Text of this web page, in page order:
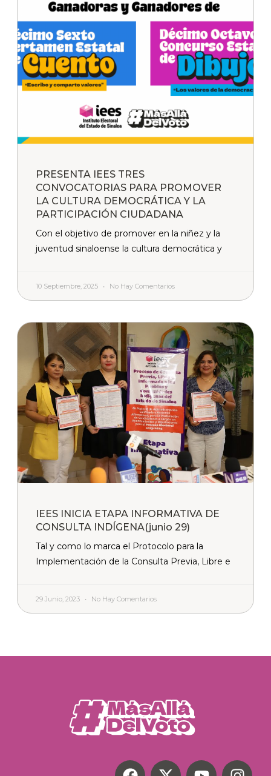
PRESENTA IEES TRES
CONVOCATORIAS PARA PROMOVER
LA CULTURA DEMOCRÁTICA Y LA
PARTICIPACIÓN CIUDADANA
Con el objetivo de promover en la niñez y la
juventud sinaloense la cultura democrática y
10 Septiembre, 2025 No Hay Comentarios
IEES INICIA ETAPA INFORMATIVA DE
CONSULTA INDÍGENA(junio 29)
Tal y como lo marca el Protocolo para la
Implementación de la Consulta Previa, Libre e
29 Junio, 2023 No Hay Comentarios